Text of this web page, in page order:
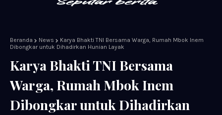
Beranda News
Karya Bhakti TNI Bersama Warga, Rumah Mbok Inem
Dibongkar untuk Dihadirkan Hunian Layak
Karya Bhakti TNI Bersama
Warga, Rumah Mbok Inem
Dibongkar untuk Dihadirkan